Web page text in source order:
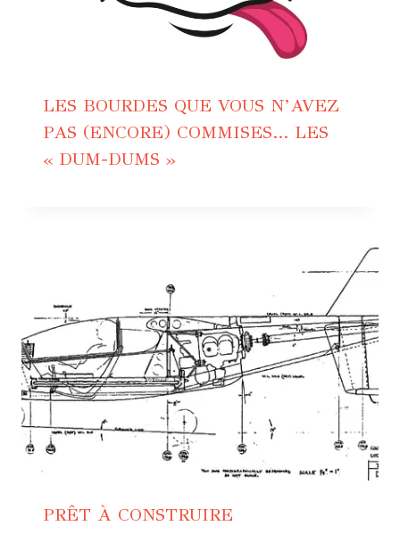
LES BOURDES QUE VOUS N’AVEZ
PAS (ENCORE) COMMISES… LES
« DUM-DUMS »
PRÊT À CONSTRUIRE